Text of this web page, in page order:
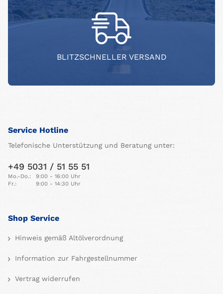
BLITZSCHNELLER VERSAND
Service Hotline
Telefonische Unterstützung und Beratung unter:
+49 5031 / 51 55 51
Mo.-Do.:
9:00 - 16:00 Uhr
Fr.:
9:00 - 14:30 Uhr
Shop Service
Hinweis gemäß Altölverordnung
Information zur Fahrgestellnummer
Vertrag widerrufen